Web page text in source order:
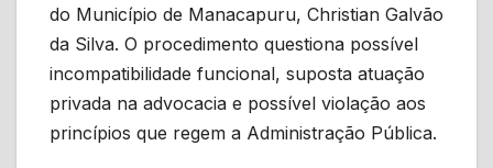
do Município de Manacapuru, Christian Galvão
da Silva. O procedimento questiona possível
incompatibilidade funcional, suposta atuação
privada na advocacia e possível violação aos
princípios que regem a Administração Pública.